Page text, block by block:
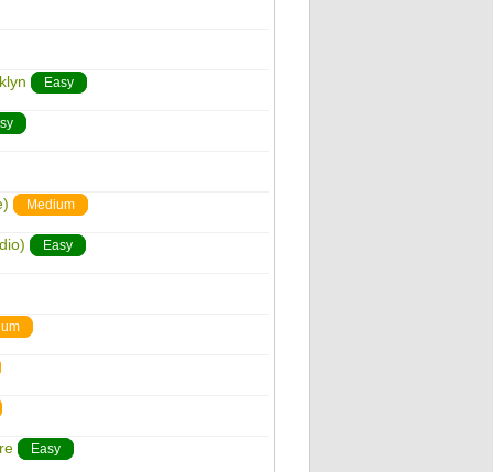
Easy
Medium
Easy
Easy